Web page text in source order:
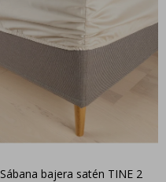
Sábana bajera satén TINE 2